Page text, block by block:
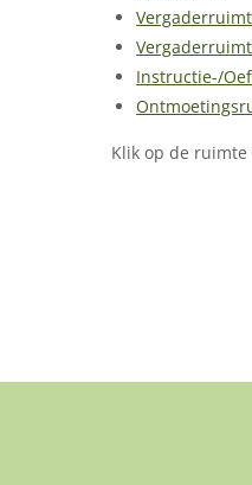
Instructie-/
Klik op de